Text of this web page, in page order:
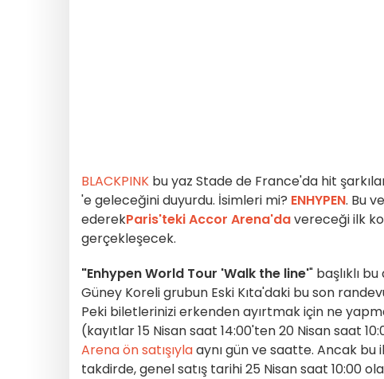
BLACKPINK bu yaz Stade de France'da hit
'e geleceğini duyurdu. İsimleri mi? ENHYPEN. Bu
ederekParis'teki Accor Arena'davereceği ilk
gerçekleşecek.
"Enhypen World Tour 'Walk the line'" başlıklı
Güney Koreli grubun Eski Kıta'daki bu son
Peki biletlerinizi erkenden ayırtmak için ne
(kayıtlar 15 Nisan saat 14:00'ten 20 Nisan saat
Arena ön satışıylaaynı gün ve saatte. Ancak bu
takdirde, genel satış tarihi 25 Nisan saat 10:00